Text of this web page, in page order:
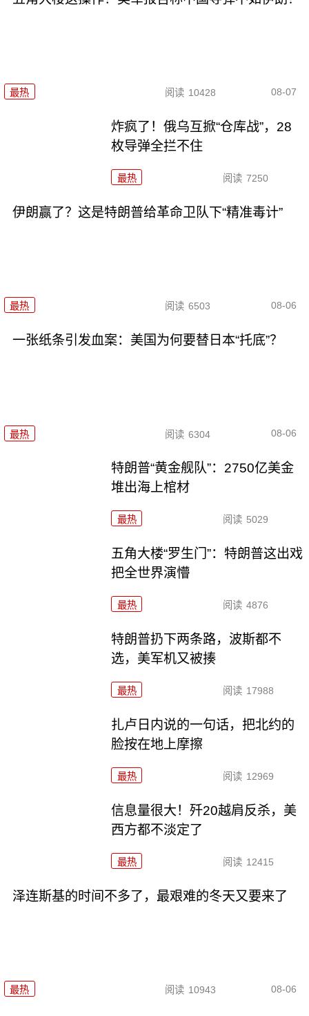
最热 阅读 10428 08-07
炸疯了！俄乌互掀“仓库战”，28
枚导弹全拦不住
最热 阅读 7250
伊朗赢了？这是特朗普给革命卫队下“精准毒计”
最热 阅读 6503 08-06
一张纸条引发血案：美国为何要替日本“托底”？
最热 阅读 6304 08-06
特朗普“黄金舰队”：2750亿美金
堆出海上棺材
最热 阅读 5029
五角大楼“罗生门”：特朗普这出戏
把全世界演懵
最热 阅读 4876
特朗普扔下两条路，波斯都不
选，美军机又被揍
最热 阅读 17988
扎卢日内说的一句话，把北约的
脸按在地上摩擦
最热 阅读 12969
信息量很大！歼20越肩反杀，美
西方都不淡定了
最热 阅读 12415
泽连斯基的时间不多了，最艰难的冬天又要来了
最热 阅读 10943 08-06